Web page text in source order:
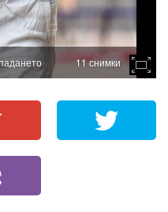
11 снимки